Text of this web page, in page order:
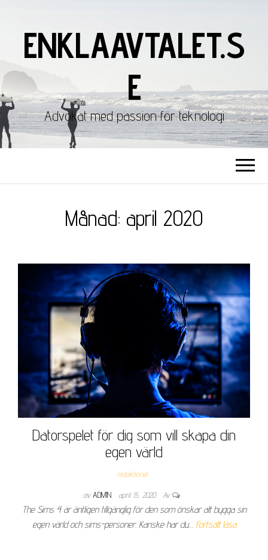
ENKLAAVTALET.S
E
Advokat med passion för teknologi
Månad: april 2020
Datorspelet för dig som vill skapa din
egen värld
redaktionel
av ADMIN april 15, 2020 Av
The Sims 4 är äntligen tillgänglig för den som önskar att bygga sin
egen värld och sims-personer. Kanske har du… Fortsätt läsa